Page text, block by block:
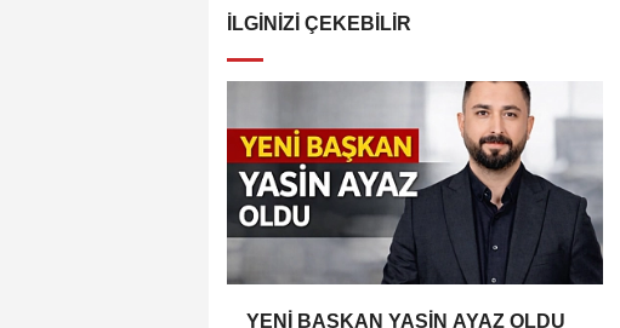
İLGINIZI ÇEKEBILIR
YENİ BAŞKAN YASİN AYAZ OLDU